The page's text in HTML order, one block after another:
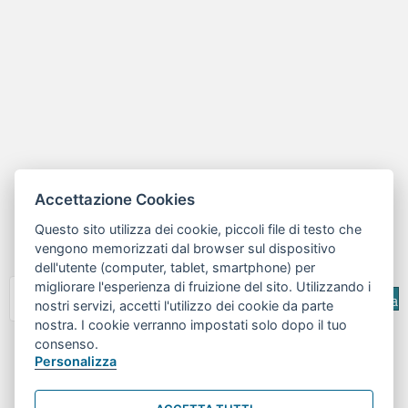
Cerca
© 2026 | Centro RiESco - Tutti i diritti sono riservati
Accettazione Cookies
Questo sito utilizza dei cookie, piccoli file di testo che
vengono memorizzati dal browser sul dispositivo
dell'utente (computer, tablet, smartphone) per
migliorare l'esperienza di fruizione del sito. Utilizzando i
nostri servizi, accetti l'utilizzo dei cookie da parte
nostra. I cookie verranno impostati solo dopo il tuo
consenso.
Personalizza